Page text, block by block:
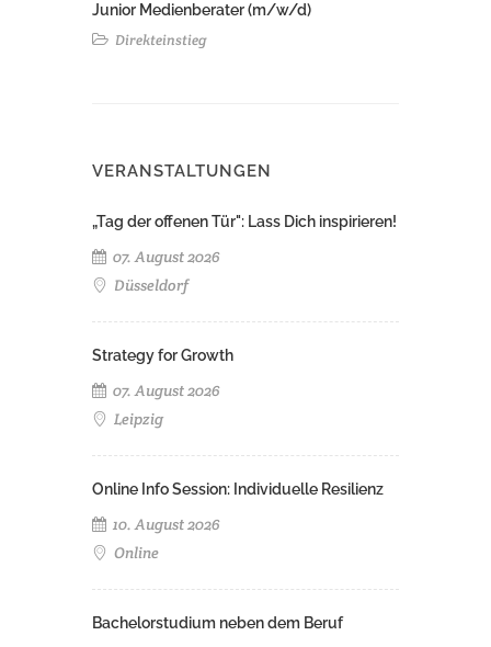
Junior Medienberater (m/w/d)
Direkteinstieg
VERANSTALTUNGEN
„Tag der offenen Tür": Lass Dich inspirieren!
07. August 2026
Düsseldorf
Strategy for Growth
07. August 2026
Leipzig
Online Info Session: Individuelle Resilienz
10. August 2026
Online
Bachelorstudium neben dem Beruf